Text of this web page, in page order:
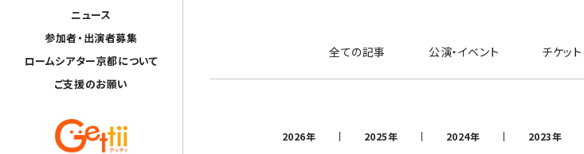
ニュース
参加者・出演者募集
ロームシアター京都について
ご支援のお願い
全ての記事 公演・イベント チケット
2026年 2025年 2024年 2023年